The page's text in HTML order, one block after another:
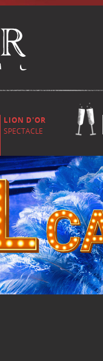
LION D'OR
SPECTACLE